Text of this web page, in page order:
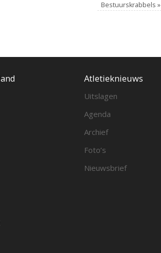
Bestuurskrabbels »
Atletieknieuws
Uitslagen
Agenda
Archief
Foto’s
Nieuwsbrief